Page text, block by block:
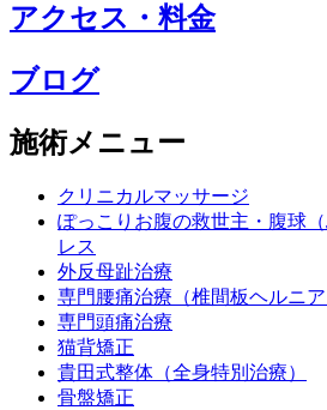
アクセス・料金
ブログ
施術メニュー
クリニカルマッサージ
ぽっこりお腹の救世主・腹球
レス
外反母趾治療
専門腰痛治療（椎間板ヘルニア
専門頭痛治療
猫背矯正
貴田式整体（全身特別治療）
骨盤矯正